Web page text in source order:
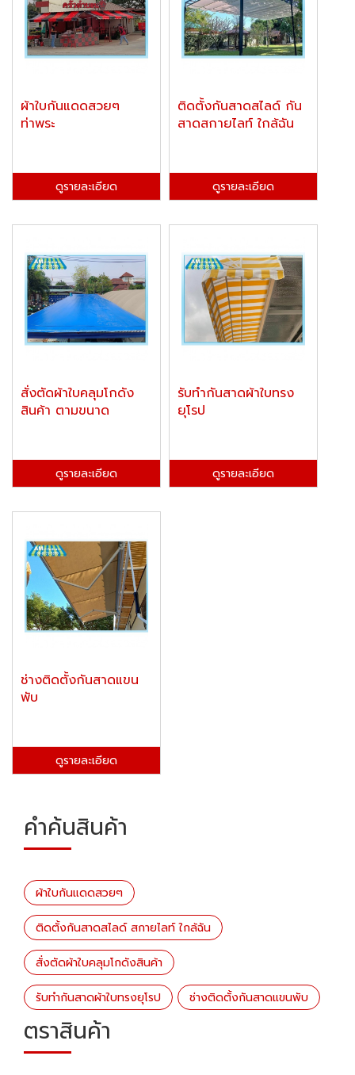
ผ้าใบกันแดดสวยๆ
ท่าพระ
ดูรายละเอียด
ติดตั้งกันสาดสไลด์ กัน
สาดสกายไลท์ ใกล้ฉัน
ดูรายละเอียด
สั่งตัดผ้าใบคลุมโกดัง
สินค้า ตามขนาด
ดูรายละเอียด
รับทำกันสาดผ้าใบทรง
ยุโรป
ดูรายละเอียด
ช่างติดตั้งกันสาดแขน
พับ
ดูรายละเอียด
คำค้นสินค้า
ผ้าใบกันแดดสวยๆ
ติดตั้งกันสาดสไลด์ สกายไลท์ ใกล้ฉัน
สั่งตัดผ้าใบคลุมโกดังสินค้า
รับทำกันสาดผ้าใบทรงยุโรป ช่างติดตั้งกันสาดแขนพับ
ตราสินค้า